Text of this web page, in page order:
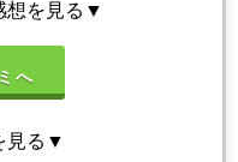
想を見る▼
へ
見る▼